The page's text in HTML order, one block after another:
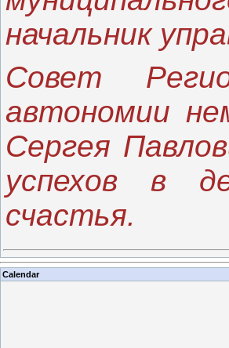
начальник
Совет
автономии
Сергея
успехов в
счастья.
Calendar